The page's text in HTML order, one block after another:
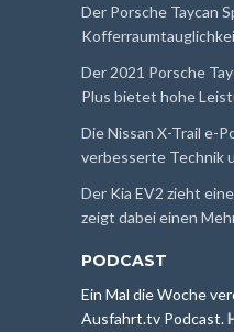
Der Porsche Taycan
Der 2021 Porsche
Plus bietet hohe
Die Nissan X-Trail e-
verbesserte Technik
Der Kia EV2 zieht
zeigt dabei einen
PODCAST
Ein Mal die Woche
Ausfahrt.tv Podcast.